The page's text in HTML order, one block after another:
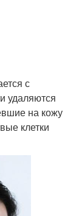
с
удаляются
на кожу
клетки